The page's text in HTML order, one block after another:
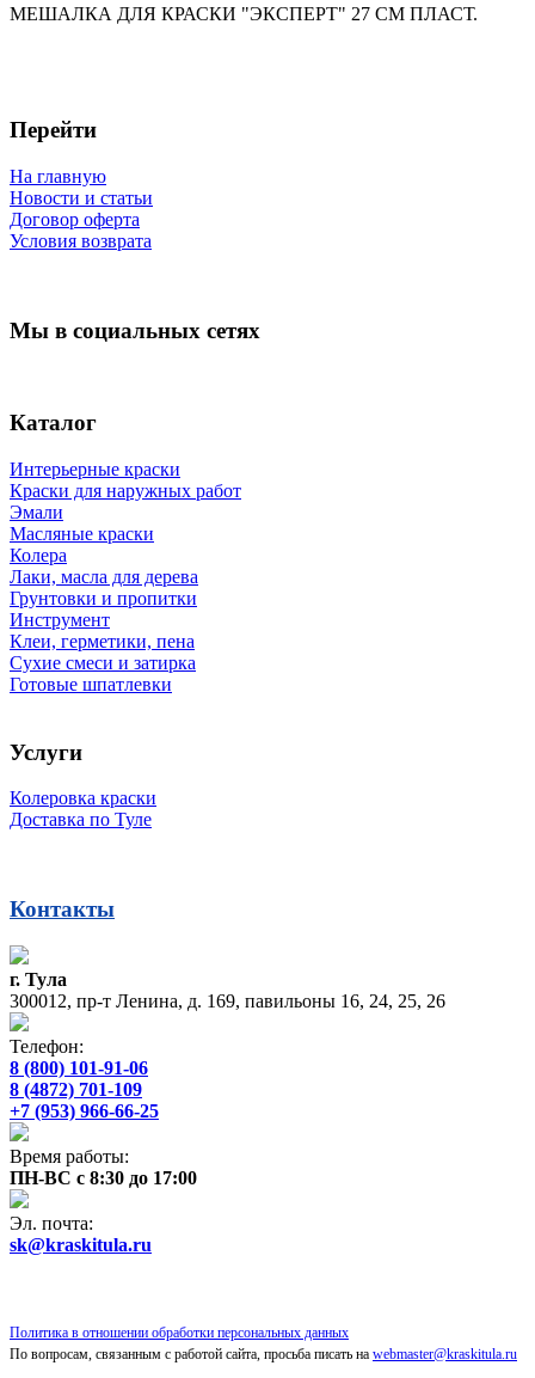
МЕШАЛКА ДЛЯ КРАСКИ "ЭКСПЕРТ" 27 СМ ПЛАСТ.
Перейти
На главную
Новости и статьи
Договор оферта
Условия возврата
Мы в социальных сетях
Каталог
Интерьерные краски
Краски для наружных работ
Эмали
Масляные краски
Колера
Лаки, масла для дерева
Грунтовки и пропитки
Инструмент
Клеи, герметики, пена
Сухие смеси и затирка
Готовые шпатлевки
Услуги
Колеровка краски
Доставка по Туле
Контакты
г. Тула
300012, пр-т Ленина, д. 169, павильоны 16, 24, 25, 26
Телефон:
8 (800) 101-91-06
8 (4872) 701-109
+7 (953) 966-66-25
Время работы:
ПН-ВС с 8:30 до 17:00
Эл. почта:
sk@kraskitula.ru
Политика в отношении обработки персональных данных
По вопросам, связанным с работой сайта, просьба писать на webmaster@kraskitula.ru